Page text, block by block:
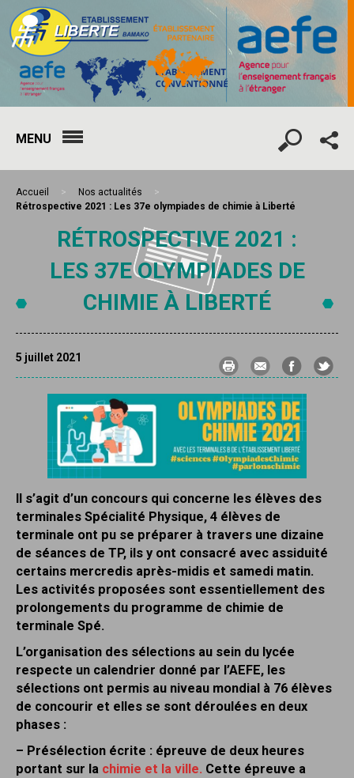
MENU
Accueil > Nos actualités
>
Rétrospective 2021 : Les 37e olympiades de chimie à Liberté
RÉTROSPECTIVE 2021 :
LES 37E OLYMPIADES DE
CHIMIE À LIBERTÉ
5 juillet 2021
Il s’agit d’un concours qui concerne les élèves des
terminales Spécialité Physique, 4 élèves de
terminale ont pu se préparer à travers une dizaine
de séances de TP, ils y ont consacré avec assiduité
certains mercredis après-midis et samedi matin.
Les activités proposées sont essentiellement des
prolongements du programme de chimie de
terminale Spé.
L’organisation des sélections au sein du lycée
respecte un calendrier donné par l’AEFE, les
sélections ont permis au niveau mondial à 76 élèves
de concourir et elles se sont déroulées en deux
phases :
– Présélection écrite : épreuve de deux heures
portant sur la chimie et la ville. Cette épreuve a